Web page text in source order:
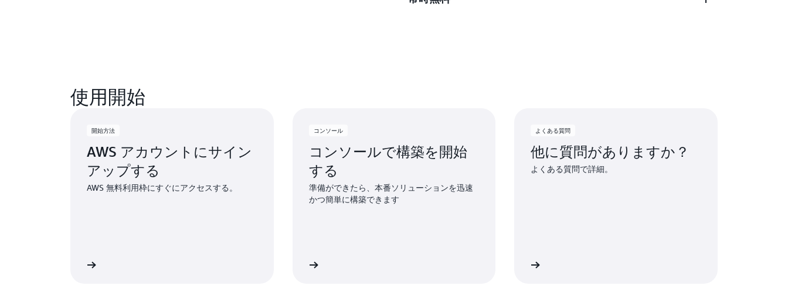
使用開始
開始方法
AWS アカウントにサイン
アップする
AWS 無料利用枠にすぐにアクセスする。
コンソール
コンソールで構築を開始
する
準備ができたら、本番ソリューションを迅速
かつ簡単に構築できます
よくある質問
他に質問がありますか？
よくある質問で詳細。